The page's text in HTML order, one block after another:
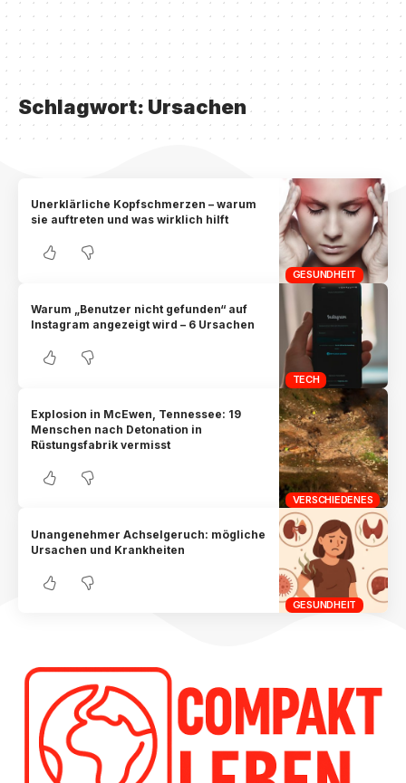
Schlagwort: Ursachen
GESUNDHEIT
Unerklärliche Kopfschmerzen – warum
sie auftreten und was wirklich hilft
TECH
Warum „Benutzer nicht gefunden“ auf
Instagram angezeigt wird – 6 Ursachen
VERSCHIEDENES
Explosion in McEwen, Tennessee: 19
Menschen nach Detonation in
Rüstungsfabrik vermisst
GESUNDHEIT
Unangenehmer Achselgeruch: mögliche
Ursachen und Krankheiten